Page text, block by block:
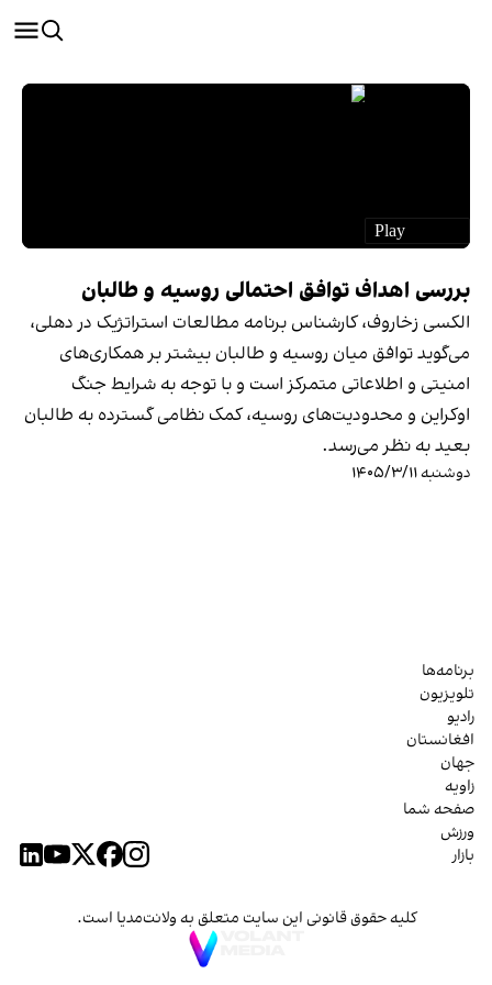
بررسی اهداف توافق احتمالی روسیه و طالبان
الکسی زخاروف، کارشناس برنامه مطالعات استراتژیک در دهلی،
می‌گوید توافق میان روسیه و طالبان بیشتر بر همکاری‌های
امنیتی و اطلاعاتی متمرکز است و با توجه به شرایط جنگ
اوکراین و محدودیت‌های روسیه، کمک نظامی گسترده به طالبان
بعید به نظر می‌رسد.
دوشنبه ۱۴۰۵/۳/۱۱
برنامه‌ها
تلویزیون
رادیو
افغانستان
جهان
زاویه
صفحه شما
ورزش
بازار
کلیه حقوق قانونی این سایت متعلق به ولانت‌مدیا است.